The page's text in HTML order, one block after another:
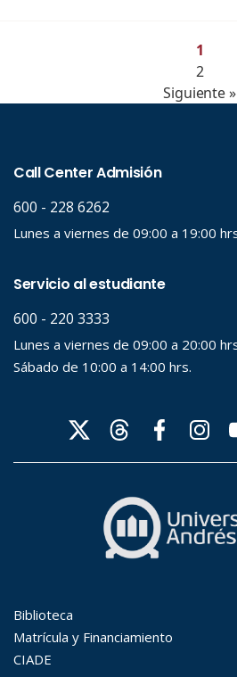
1
2
Siguiente »